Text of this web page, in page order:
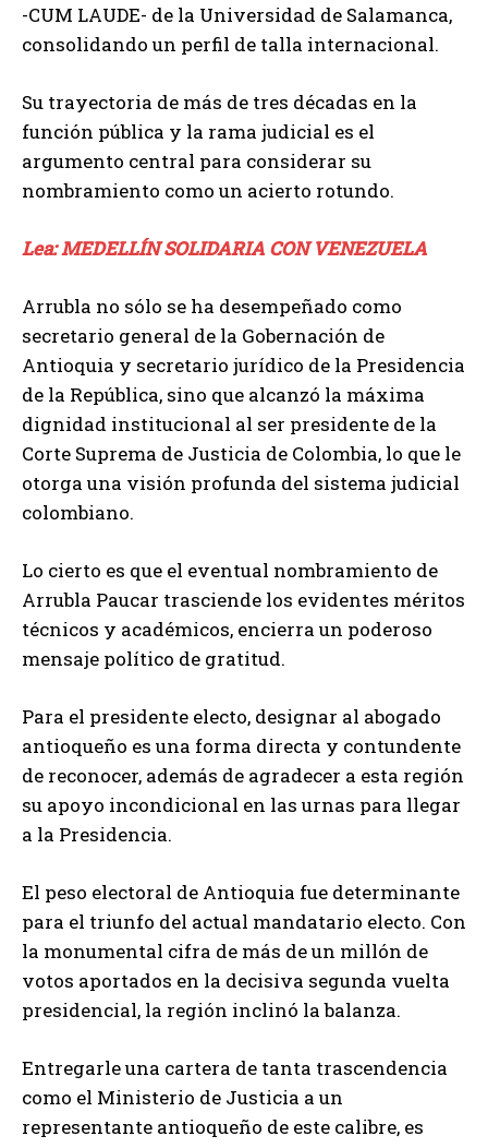
-CUM LAUDE- de la Universidad de Salamanca,
consolidando un perfil de talla internacional.
Su trayectoria de más de tres décadas en la
función pública y la rama judicial es el
argumento central para considerar su
nombramiento como un acierto rotundo.
Lea: MEDELLÍN SOLIDARIA CON VENEZUELA
Arrubla no sólo se ha desempeñado como
secretario general de la Gobernación de
Antioquia y secretario jurídico de la Presidencia
de la República, sino que alcanzó la máxima
dignidad institucional al ser presidente de la
Corte Suprema de Justicia de Colombia, lo que le
otorga una visión profunda del sistema judicial
colombiano.
Lo cierto es que el eventual nombramiento de
Arrubla Paucar trasciende los evidentes méritos
técnicos y académicos, encierra un poderoso
mensaje político de gratitud.
Para el presidente electo, designar al abogado
antioqueño es una forma directa y contundente
de reconocer, además de agradecer a esta región
su apoyo incondicional en las urnas para llegar
a la Presidencia.
El peso electoral de Antioquia fue determinante
para el triunfo del actual mandatario electo. Con
la monumental cifra de más de un millón de
votos aportados en la decisiva segunda vuelta
presidencial, la región inclinó la balanza.
Entregarle una cartera de tanta trascendencia
como el Ministerio de Justicia a un
representante antioqueño de este calibre, es